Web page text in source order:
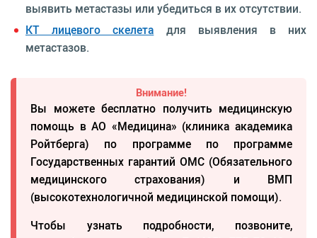
выявить метастазы или убедиться в их отсутствии.
КТ лицевого скелета для выявления в них
метастазов.
Внимание!
Вы можете бесплатно получить медицинскую
помощь в АО «Медицина» (клиника академика
Ройтберга) по программе по программе
Государственных гарантий ОМС (Обязательного
медицинского страхования) и ВМП
(высокотехнологичной медицинской помощи).
Чтобы узнать подробности, позвоните,